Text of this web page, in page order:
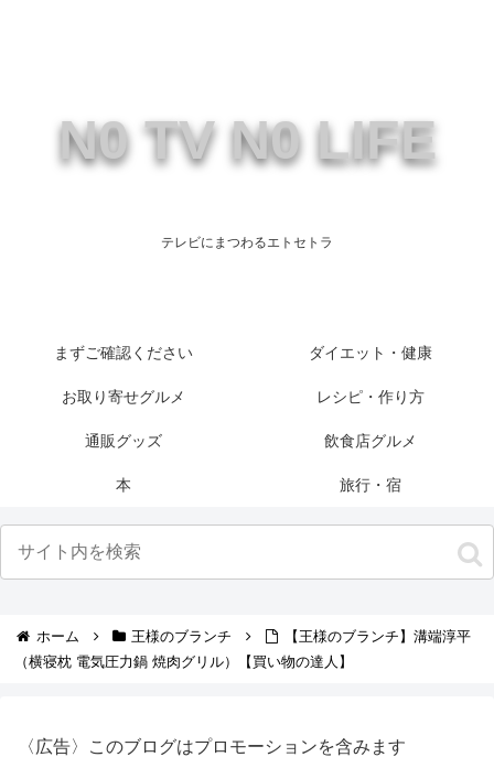
N0 TV N0 LIFE
テレビにまつわるエトセトラ
まずご確認ください ダイエット・健康
お取り寄せグルメ レシピ・作り方
通販グッズ 飲食店グルメ
本 旅行・宿
ホーム 王様のブランチ
【王様のブランチ】溝端淳平
（横寝枕 電気圧力鍋 焼肉グリル）【買い物の達人】
〈広告〉このブログはプロモーションを含みます